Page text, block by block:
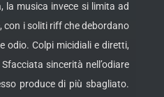
la musica invece si limita ad
con i soliti riff che debordano
odio. Colpi micidiali e diretti,
sincerità nell’odiare
produce di più sbagliato.